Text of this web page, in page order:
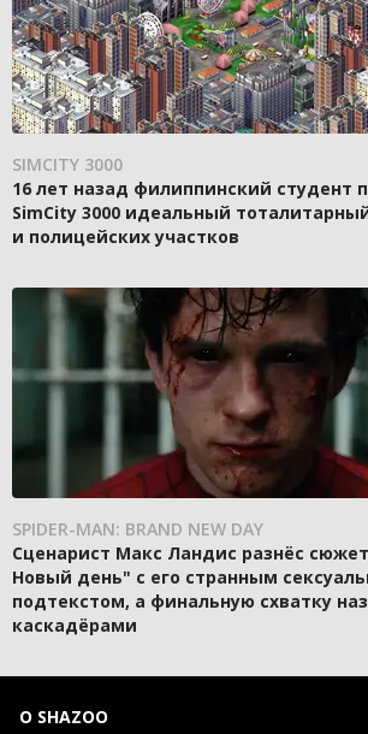
SIMCITY 3000
16 лет назад филиппинский студент
SimCity 3000 идеальный
и полицейских участков
SPIDER-MAN: BRAND NEW DAY
Сценарист Макс Ландис разнёс
Новый день" с его странным
подтекстом, а финальную схватку
каскадёрами
О SHAZOO